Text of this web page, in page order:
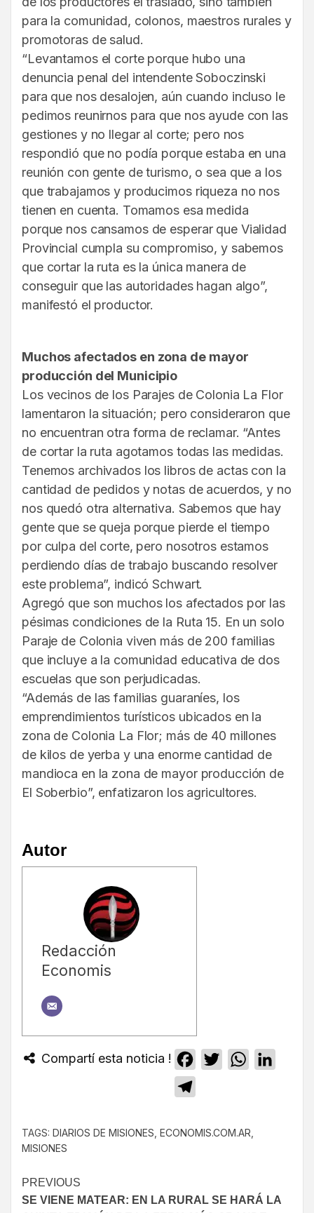
para la comunidad, colonos, maestros rurales y
promotoras de salud.
“Levantamos el corte porque hubo una
denuncia penal del intendente Soboczinski
para que nos desalojen, aún cuando incluso le
pedimos reunirnos para que nos ayude con las
gestiones y no llegar al corte; pero nos
respondió que no podía porque estaba en una
reunión con gente de turismo, o sea que a los
que trabajamos y producimos riqueza no nos
tienen en cuenta. Tomamos esa medida
porque nos cansamos de esperar que Vialidad
Provincial cumpla su compromiso, y sabemos
que cortar la ruta es la única manera de
conseguir que las autoridades hagan algo”,
manifestó el productor.
Muchos afectados en zona de mayor
producción del Municipio
Los vecinos de los Parajes de Colonia La Flor
lamentaron la situación; pero consideraron que
no encuentran otra forma de reclamar. “Antes
de cortar la ruta agotamos todas las medidas.
Tenemos archivados los libros de actas con la
cantidad de pedidos y notas de acuerdos, y no
nos quedó otra alternativa. Sabemos que hay
gente que se queja porque pierde el tiempo
por culpa del corte, pero nosotros estamos
perdiendo días de trabajo buscando resolver
este problema”, indicó Schwart.
Agregó que son muchos los afectados por las
pésimas condiciones de la Ruta 15. En un solo
Paraje de Colonia viven más de 200 familias
que incluye a la comunidad educativa de dos
escuelas que son perjudicadas.
“Además de las familias guaraníes, los
emprendimientos turísticos ubicados en la
zona de Colonia La Flor; más de 40 millones
de kilos de yerba y una enorme cantidad de
mandioca en la zona de mayor producción de
El Soberbio”, enfatizaron los agricultores.
Autor
Redacción
Economis
Compartí esta noticia ! Facebook
TwitterWhatsApp
TAGS: DIARIOS DE MISIONES ECONOMIS.COM.AR
MISIONES
PREVIOUS
SE VIENE MATEAR: EN LA RURAL SE HARÁ LA